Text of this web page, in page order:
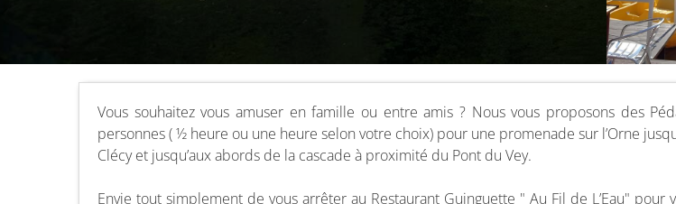
Vous souhaitez vous amuser en famille ou entre amis ? Nous vous proposons des
personnes ( ½ heure ou une heure selon votre choix) pour une promenade sur l’Orne
Clécy et jusqu’aux abords de la cascade à proximité du Pont du Vey.
Envie tout simplement de vous arrêter au Restaurant Guinguette " Au Fil de L’Eau" pour